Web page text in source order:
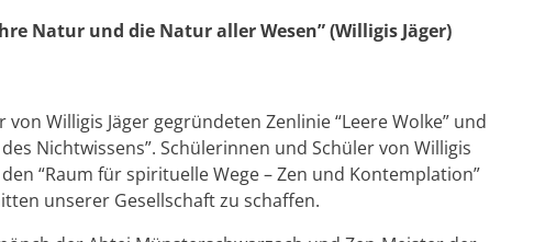
Natur und die Natur aller Wesen” (Willigis Jäger)
Willigis Jäger gegründeten Zenlinie “Leere Wolke” und
Nichtwissens”. Schülerinnen und Schüler von Willigis
“Raum für spirituelle Wege – Zen und Kontemplation”
unserer Gesellschaft zu schaffen.